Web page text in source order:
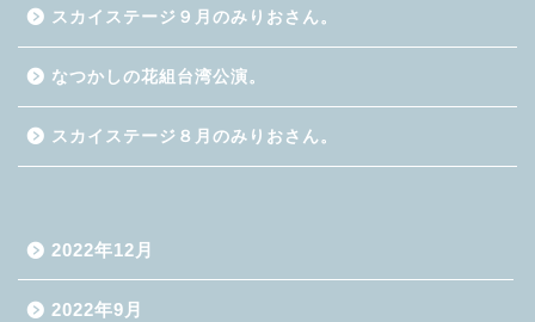
スカイステージ９月のみりおさん。
なつかしの花組台湾公演。
スカイステージ８月のみりおさん。
2022年12月
2022年9月